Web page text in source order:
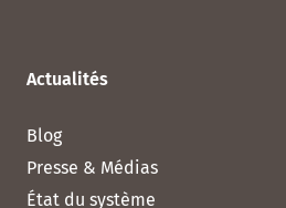
Actualités
Blog
Presse & Médias
État du système